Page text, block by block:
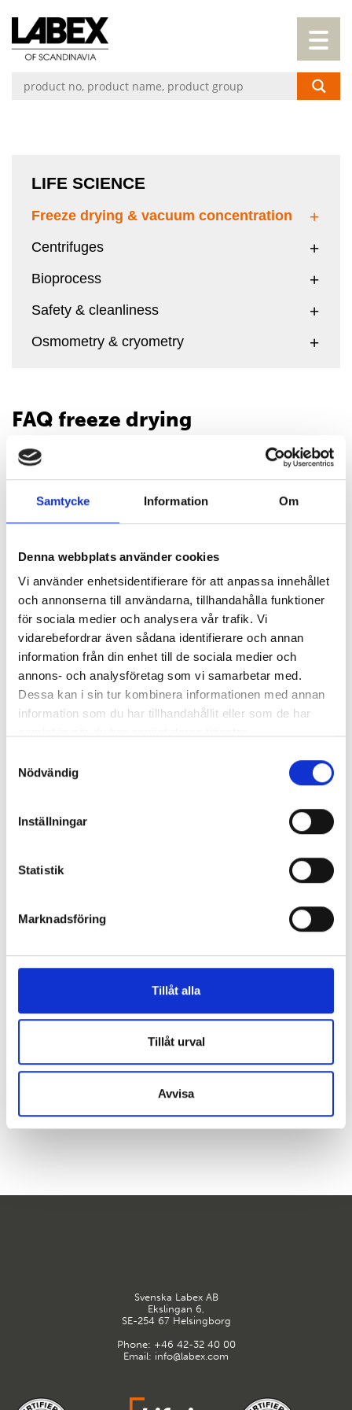
Samtycke Information Om
Denna webbplats använder cookies
Vi använder enhetsidentifierare för att anpassa innehållet
och annonserna till användarna, tillhandahålla funktioner
för sociala medier och analysera vår trafik. Vi
vidarebefordrar även sådana identifierare och annan
information från din enhet till de sociala medier och
annons- och analysföretag som vi samarbetar med.
Dessa kan i sin tur kombinera informationen med annan
information som du har tillhandahållit eller som de har
Nödvändig
Inställningar
Statistik
Marknadsföring
Tillåt alla
Tillåt urval
Avvisa
LIFE SCIENCE
Freeze drying & vacuum concentration
Centrifuges
Bioprocess
Safety & cleanliness
Osmometry & cryometry
FAQ freeze drying
What is freeze drying?
Aseptic freeze drying
Svenska Labex AB
Ekslingan 6,
SE-254 67 Helsingborg
Phone: +46 42-32 40 00
Email: info@labex.com